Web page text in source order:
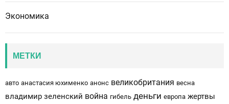
Экономика
МЕТКИ
авто анастасия юхименко анонс великобритания весна
владимир зеленский война гибель деньги европа жертвы